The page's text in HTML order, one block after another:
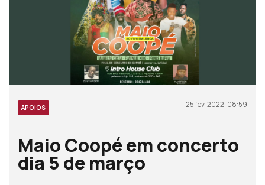
APOIOS 25 fev, 2022, 08:59
Maio Coopé em concerto
dia 5 de março